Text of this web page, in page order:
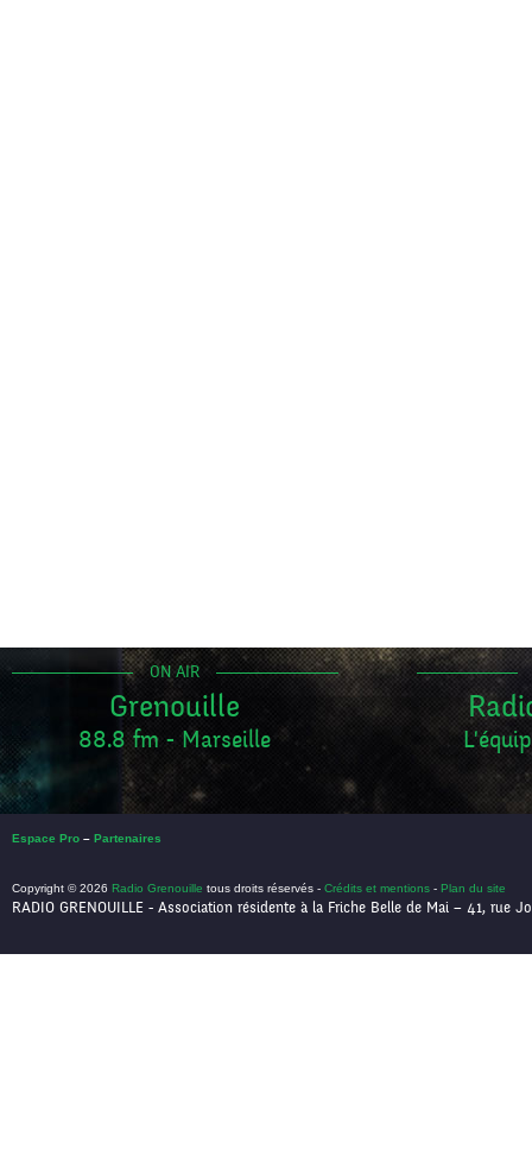
ON AIR
Grenouille
88.8 fm - Marseille
Espace Pro – Partenaires
Copyright © 2026 Radio Grenouille tous droits réservés - Crédits et mentions - Plan du site
RADIO GRENOUILLE - Association résidente à la Friche Belle de Mai – 41, rue